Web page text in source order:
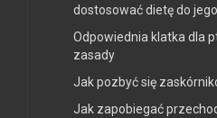
dostosować dietę do
Odpowiednia klatka dla
zasady
Jak pozbyć się
Jak zapobiegać